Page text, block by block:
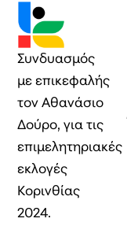
Συνδυασμός
με επικεφαλής
τον Αθανάσιο
Δούρο, για τις
επιμελητηριακές
εκλογές
Κορινθίας
2024.